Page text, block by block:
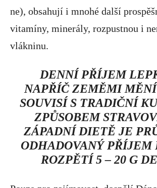
ne), obsahují i mnohé další
vitamíny, minerály, rozpustnou i
vlákninu.
DENNÍ PŘÍJEM
NAPŘÍČ ZEMĚMI
SOUVISÍ S TRADIČNÍ
ZPŮSOBEM
ZÁPADNÍ DIETĚ JE
ODHADOVANÝ PŘÍJEM
ROZPĚTÍ 5 – 20 G